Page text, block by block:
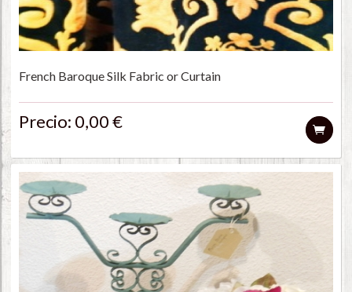
French Baroque Silk Fabric or Curtain
Precio: 0,00 €